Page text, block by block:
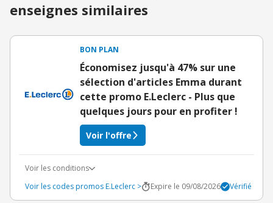
enseignes similaires
BON PLAN
Économisez jusqu'à 47% sur une
sélection d'articles Emma durant
cette promo E.Leclerc - Plus que
quelques jours pour en profiter !
Voir l'offre
Voir les conditions
Voir les codes promos E.Leclerc >
Expire le 09/08/2026 Vérifié